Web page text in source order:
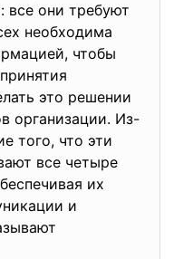
все они требуют
необходима
чтобы
это решении
организации. Из-
того, что эти
все четыре
их
и